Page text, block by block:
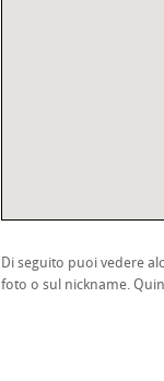
Di seguito puoi vedere
foto o sul nickname.